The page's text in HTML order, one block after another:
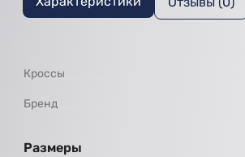
Кроссы
Бренд
Размеры